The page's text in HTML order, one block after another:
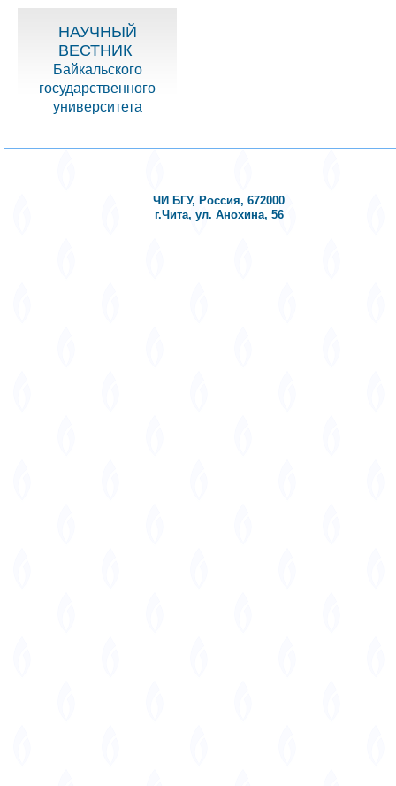
НАУЧНЫЙ
ВЕСТНИК
Байкальского
государственного
университета
ЧИ БГУ, Россия, 672000
г.Чита, ул. Анохина, 56